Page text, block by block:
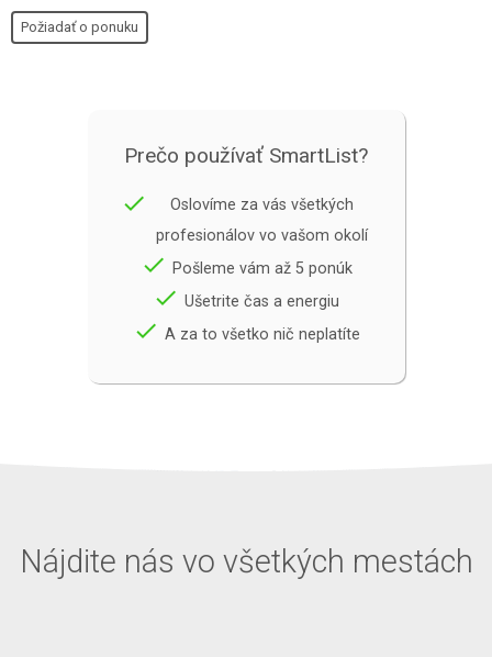
Požiadať o ponuku
Prečo používať SmartList?
done
Oslovíme za vás všetkých
profesionálov vo vašom okolí
done Pošleme vám až 5 ponúk
done Ušetrite čas a energiu
done A za to všetko nič neplatíte
Nájdite nás vo všetkých mestách